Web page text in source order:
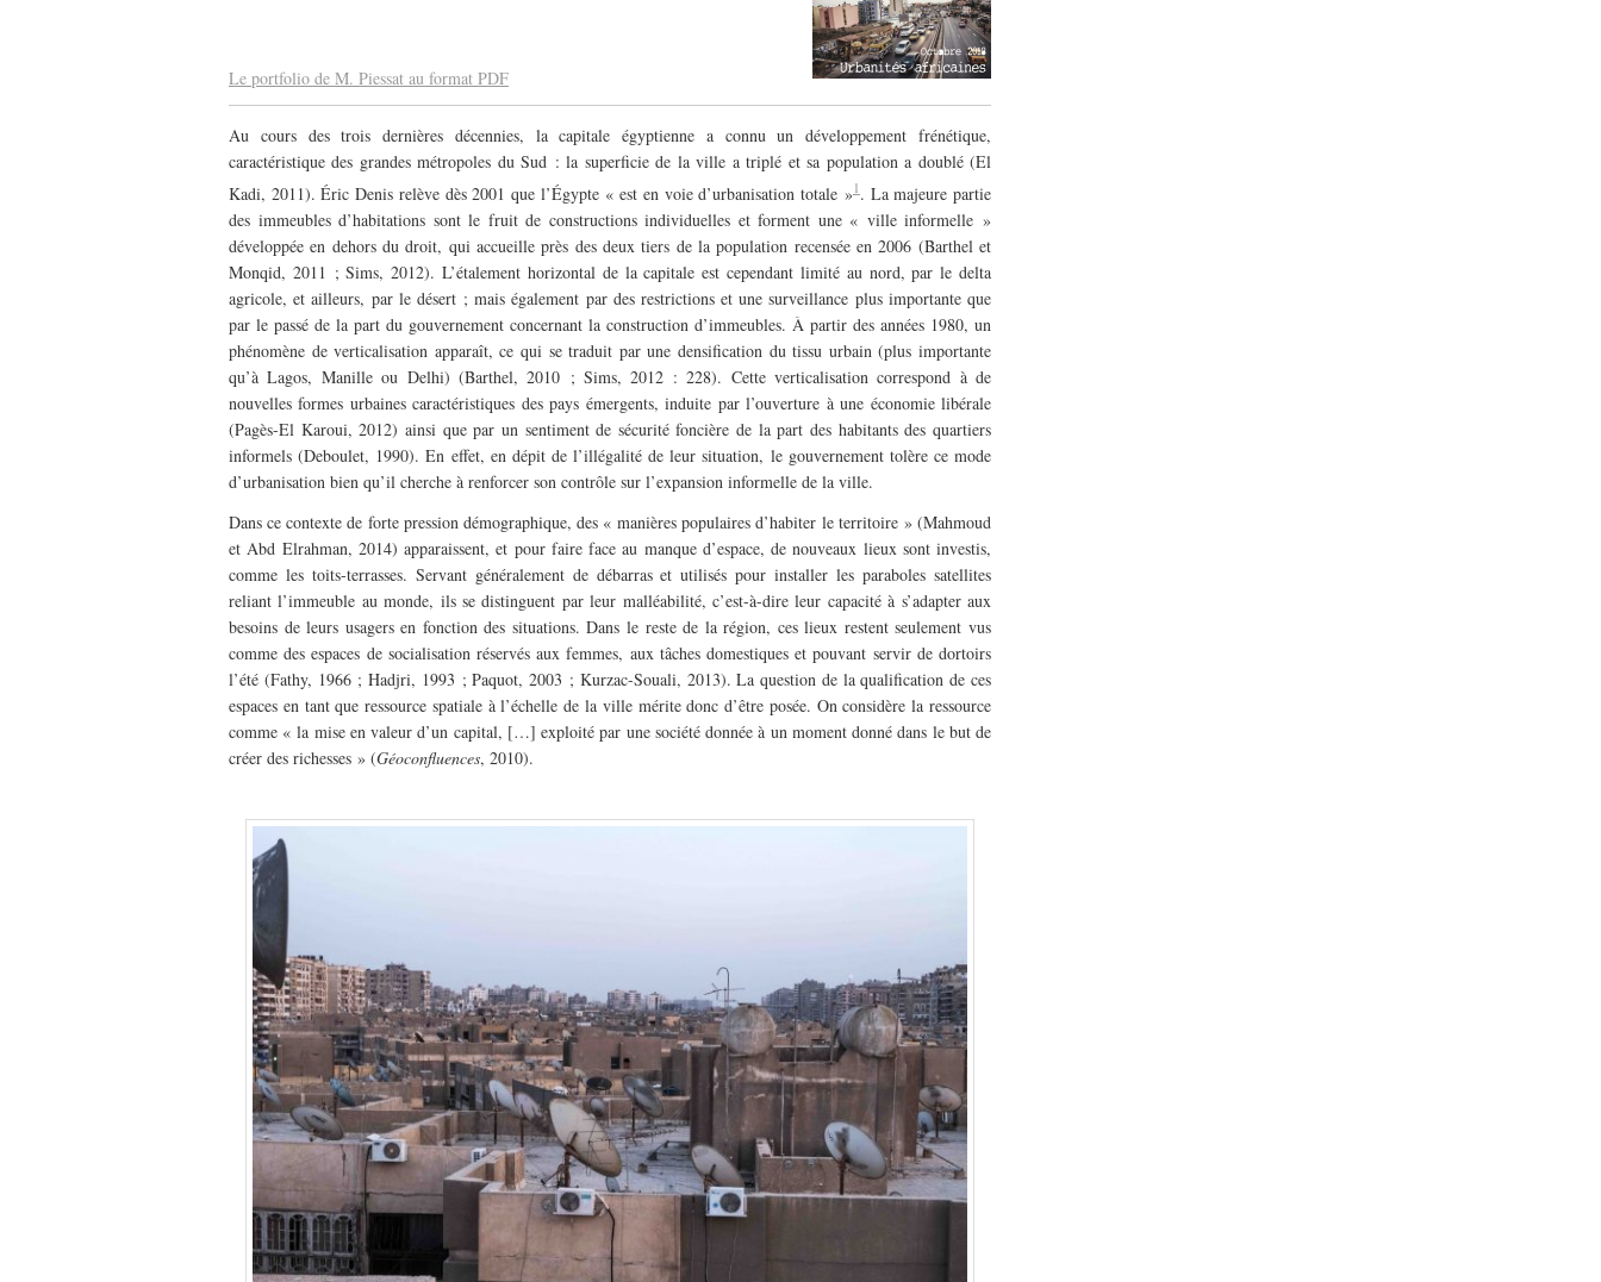
Le portfolio de M. Piessat au format PDF
Au cours des trois dernières décennies, la capitale égyptienne a connu un développement frénétique,
caractéristique des grandes métropoles du Sud : la superficie de la ville a triplé et sa population a doublé (El
Kadi, 2011). Éric Denis relève dès 2001 que l’Égypte « est en voie d’urbanisation totale » 1. La majeure partie
des immeubles d’habitations sont le fruit de constructions individuelles et forment une « ville informelle »
développée en dehors du droit, qui accueille près des deux tiers de la population recensée en 2006 (Barthel et
Monqid, 2011 ; Sims, 2012). L’étalement horizontal de la capitale est cependant limité au nord, par le delta
agricole, et ailleurs, par le désert ; mais également par des restrictions et une surveillance plus importante que
par le passé de la part du gouvernement concernant la construction d’immeubles. À partir des années 1980, un
phénomène de verticalisation apparaît, ce qui se traduit par une densification du tissu urbain (plus importante
qu’à Lagos, Manille ou Delhi) (Barthel, 2010 ; Sims, 2012 : 228). Cette verticalisation correspond à de
nouvelles formes urbaines caractéristiques des pays émergents, induite par l’ouverture à une économie libérale
(Pagès-El Karoui, 2012) ainsi que par un sentiment de sécurité foncière de la part des habitants des quartiers
informels (Deboulet, 1990). En effet, en dépit de l’illégalité de leur situation, le gouvernement tolère ce mode
d’urbanisation bien qu’il cherche à renforcer son contrôle sur l’expansion informelle de la ville.
Dans ce contexte de forte pression démographique, des « manières populaires d’habiter le territoire » (Mahmoud
et Abd Elrahman, 2014) apparaissent, et pour faire face au manque d’espace, de nouveaux lieux sont investis,
comme les toits-terrasses. Servant généralement de débarras et utilisés pour installer les paraboles satellites
reliant l’immeuble au monde, ils se distinguent par leur malléabilité, c’est-à-dire leur capacité à s’adapter aux
besoins de leurs usagers en fonction des situations. Dans le reste de la région, ces lieux restent seulement vus
comme des espaces de socialisation réservés aux femmes, aux tâches domestiques et pouvant servir de dortoirs
l’été (Fathy, 1966 ; Hadjri, 1993 ; Paquot, 2003 ; Kurzac-Souali, 2013). La question de la qualification de ces
espaces en tant que ressource spatiale à l’échelle de la ville mérite donc d’être posée. On considère la ressource
comme « la mise en valeur d’un capital, […] exploité par une société donnée à un moment donné dans le but de
créer des richesses » (Géoconfluences, 2010).